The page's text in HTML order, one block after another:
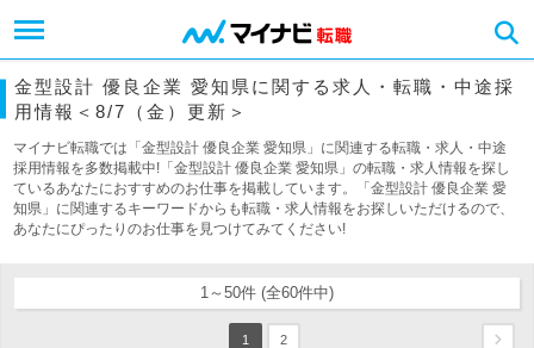
金型設計 優良企業 愛知県に関する求人・転職・中途採
用情報＜8/7（金）更新＞
マイナビ転職では「金型設計 優良企業 愛知県」に関連する転職・求人・中途
採用情報を多数掲載中!「金型設計 優良企業 愛知県」の転職・求人情報を探し
ているあなたにおすすめのお仕事を掲載しています。「金型設計 優良企業 愛
知県」に関連するキーワードからも転職・求人情報をお探しいただけるので、
あなたにぴったりのお仕事を見つけてみてください!
1～50件 (全60件中)
1 2